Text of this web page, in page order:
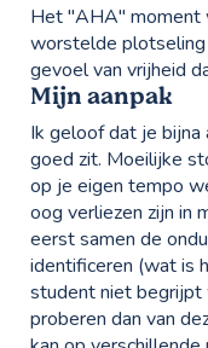
Het "AHA" moment
worstelde
gevoel van vrijheid
Mijn aanpak
Ik geloof dat je
goed zit. Moeilijke
op je eigen tempo
oog verliezen zijn in
eerst samen de
identificeren (wat is
student niet
proberen dan van